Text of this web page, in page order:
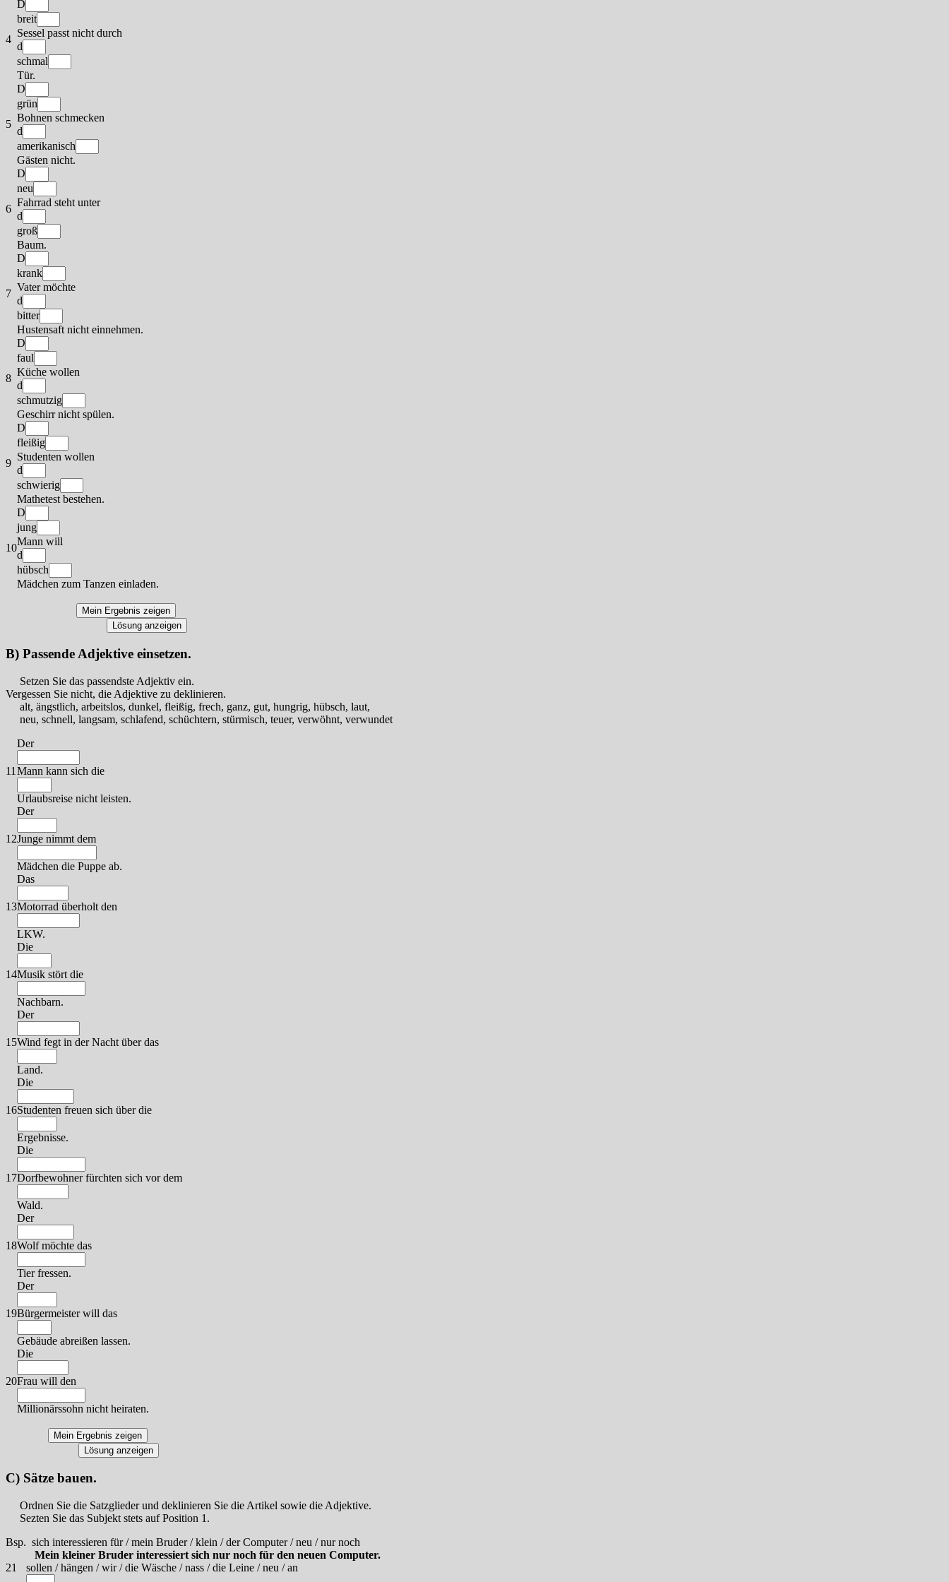
4
D
breit
Sessel passt nicht durch
d
schmal
Tür.
5
D
grün
Bohnen schmecken
d
amerikanisch
Gästen nicht.
6
D
neu
Fahrrad steht unter
d
groß
Baum.
7
D
krank
Vater möchte
d
bitter
Hustensaft nicht einnehmen.
8
D
faul
Küche wollen
d
schmutzig
Geschirr nicht spülen.
9
D
fleißig
Studenten wollen
d
schwierig
Mathetest bestehen.
10
D
jung
Mann will
d
hübsch
Mädchen zum Tanzen einladen.
B) Passende Adjektive einsetzen.
Setzen Sie das passendste Adjektiv ein.
Vergessen Sie nicht, die Adjektive zu deklinieren.
alt, ängstlich, arbeitslos, dunkel, fleißig, frech, ganz, gut, hungrig, hübsch, laut,
neu, schnell, langsam, schlafend, schüchtern, stürmisch, teuer, verwöhnt, verwundet
11
Der
Mann kann sich die
Urlaubsreise nicht leisten.
12
Der
Junge nimmt dem
Mädchen die Puppe ab.
13
Das
Motorrad überholt den
LKW.
14
Die
Musik stört die
Nachbarn.
15
Der
Wind fegt in der Nacht über das
Land.
16
Die
Studenten freuen sich über die
Ergebnisse.
17
Die
Dorfbewohner fürchten sich vor dem
Wald.
18
Der
Wolf möchte das
Tier fressen.
19
Der
Bürgermeister will das
Gebäude abreißen lassen.
20
Die
Frau will den
Millionärssohn nicht heiraten.
C) Sätze bauen.
Ordnen Sie die Satzglieder und deklinieren Sie die Artikel sowie die Adjektive.
Sezten Sie das Subjekt stets auf Position 1.
Bsp. sich interessieren für / mein Bruder / klein / der Computer / neu / nur noch
Mein kleiner Bruder interessiert sich nur noch für den neuen Computer.
21
sollen / hängen / wir / die Wäsche / nass / die Leine / neu / an